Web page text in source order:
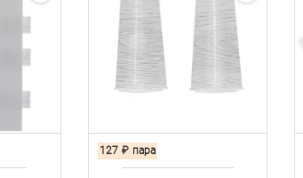
127 ₽ пара